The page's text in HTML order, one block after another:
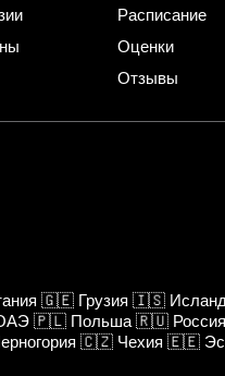
Расписание
Оценки
Отзывы
🇬🇪 Грузия 🇮🇸
🇵🇱 Польша 🇷🇺 Россия
🇨🇿 Чехия 🇪🇪